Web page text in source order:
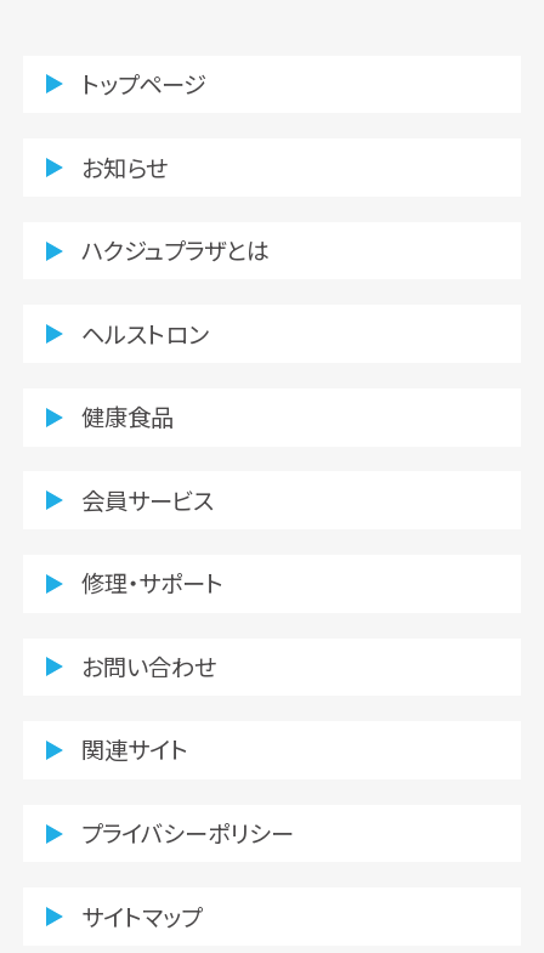
トップページ
お知らせ
ハクジュプラザとは
ヘルストロン
健康食品
会員サービス
修理・サポート
お問い合わせ
関連サイト
プライバシーポリシー
サイトマップ